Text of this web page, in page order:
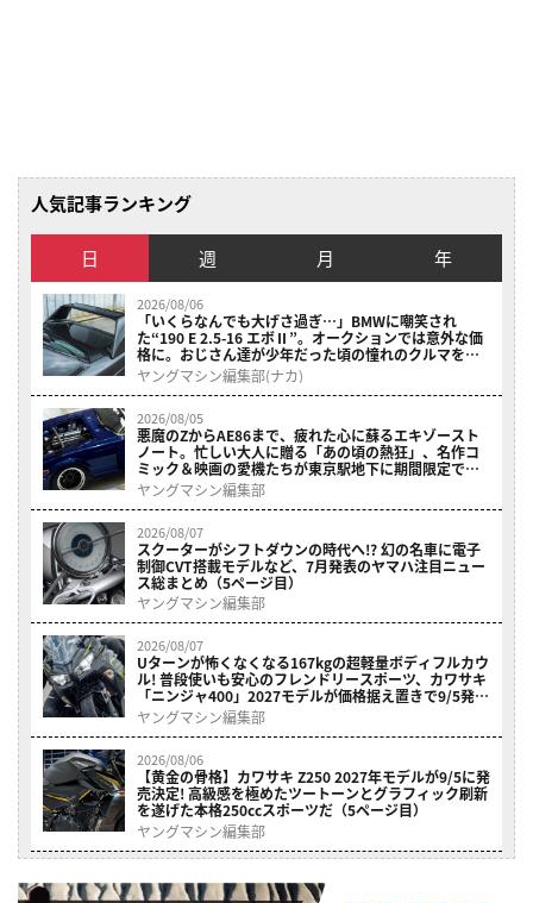
人気記事ランキング
日 週 月 年
2026/08/06
「いくらなんでも大げさ過ぎ…」BMWに嘲笑され
た“190 E 2.5-16 エボⅡ”。オークションでは意外な価
格に。おじさん達が少年だった頃の憧れのクルマを深
堀り（5ページ目）
ヤングマシン編集部(ナカ)
2026/08/05
悪魔のZからAE86まで、疲れた心に蘇るエキゾースト
ノート。忙しい大人に贈る「あの頃の熱狂」、名作コ
ミック＆映画の愛機たちが東京駅地下に期間限定で集
結！（5ページ目）
ヤングマシン編集部
2026/08/07
スクーターがシフトダウンの時代へ!? 幻の名車に電子
制御CVT搭載モデルなど、7月発表のヤマハ注目ニュー
ス総まとめ（5ページ目）
ヤングマシン編集部
2026/08/07
Uターンが怖くなくなる167kgの超軽量ボディフルカウ
ル! 普段使いも安心のフレンドリースポーツ、カワサキ
「ニンジャ400」2027モデルが価格据え置きで9/5発売
（5ページ目）
ヤングマシン編集部
2026/08/06
【黄金の骨格】カワサキ Z250 2027年モデルが9/5に発
売決定! 高級感を極めたツートーンとグラフィック刷新
を遂げた本格250ccスポーツだ（5ページ目）
ヤングマシン編集部